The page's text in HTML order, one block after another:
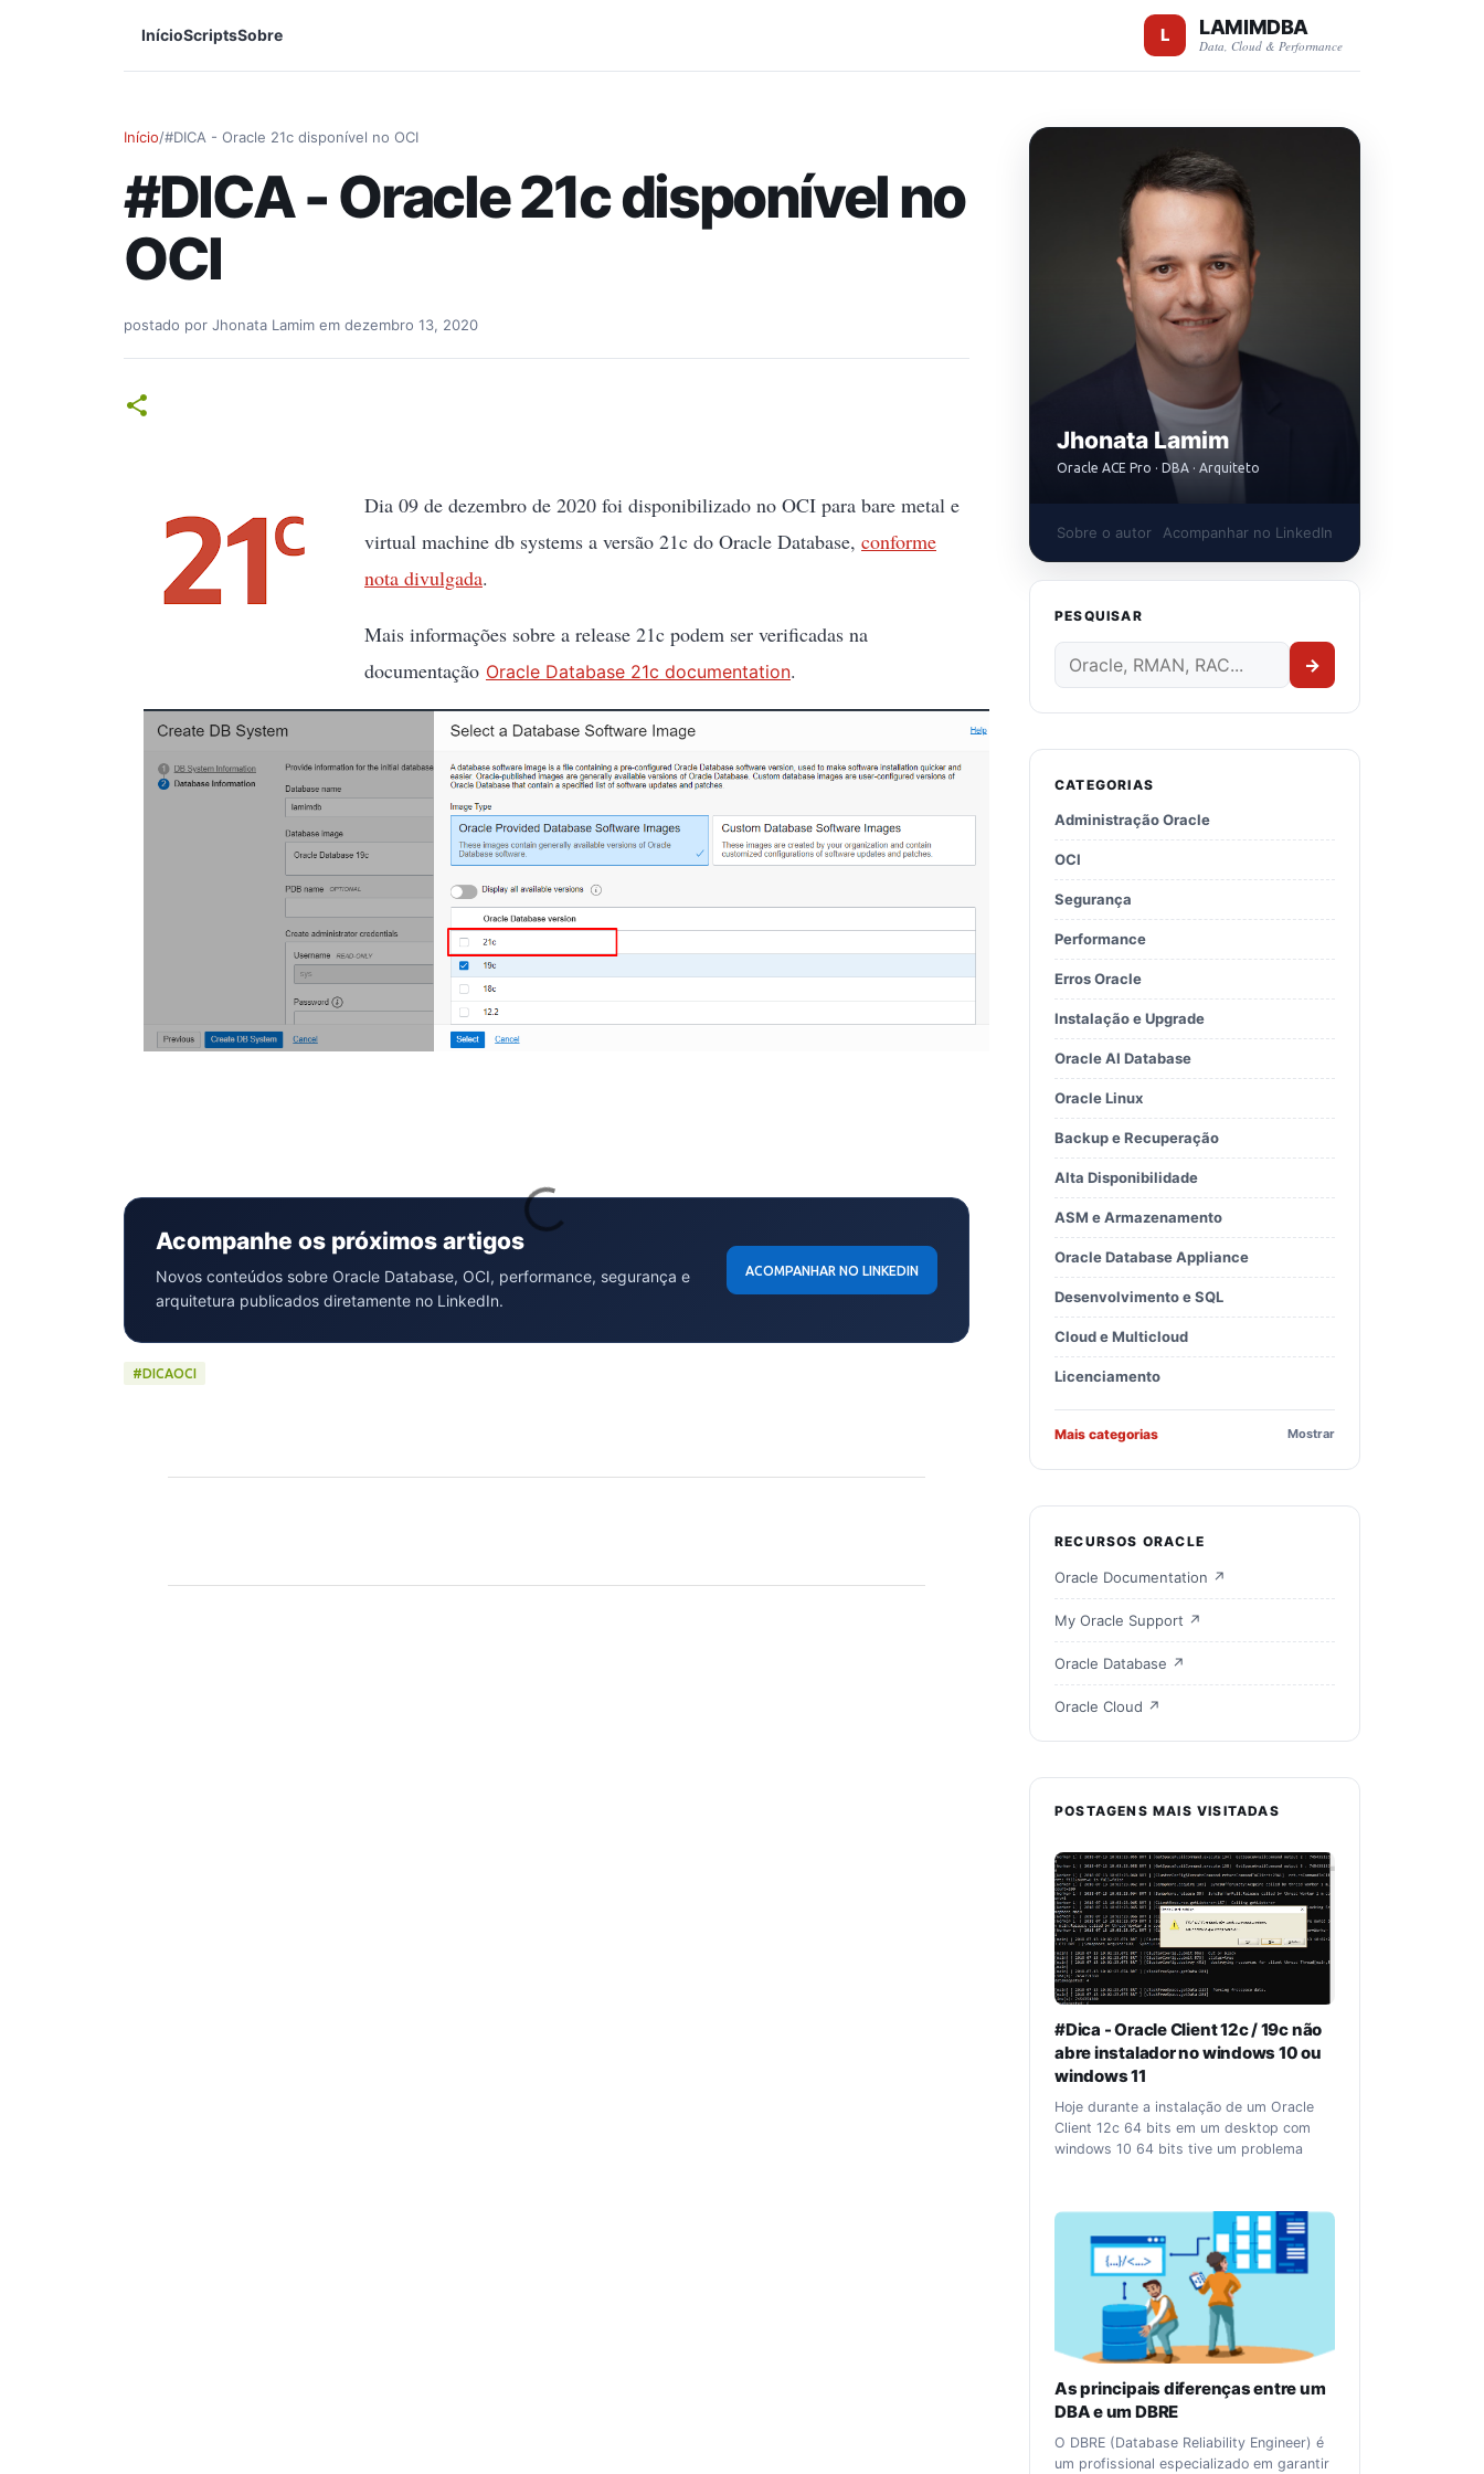
LAMIMDBA
Data, Cloud & Performance
InícioScriptsSobre
Início/#DICA - Oracle 21c disponível no OCI
#DICA - Oracle 21c disponível no
OCI
postado por Jhonata Lamim em dezembro 13, 2020
Dia 09 de dezembro de 2020 foi disponibilizado no OCI para bare metal e
virtual machine db systems a versão 21c do Oracle Database, conforme
nota divulgada.
Mais informações sobre a release 21c podem ser verificadas na
documentação Oracle Database 21c documentation.
Acompanhe os próximos artigos
Novos conteúdos sobre Oracle Database, OCI, performance, segurança e
arquitetura publicados diretamente no LinkedIn.
ACOMPANHAR NO LINKEDIN
#DICAOCI
Jhonata Lamim
Oracle ACE Pro · DBA · Arquiteto
Sobre o autor Acompanhar no LinkedIn
PESQUISAR
→
CATEGORIAS
Administração Oracle
OCI
Segurança
Performance
Erros Oracle
Instalação e Upgrade
Oracle AI Database
Oracle Linux
Backup e Recuperação
Alta Disponibilidade
ASM e Armazenamento
Oracle Database Appliance
Desenvolvimento e SQL
Cloud e Multicloud
Licenciamento
Mais categorias Mostrar
RECURSOS ORACLE
Oracle Documentation ↗
My Oracle Support ↗
Oracle Database ↗
Oracle Cloud ↗
POSTAGENS MAIS VISITADAS
#Dica - Oracle Client 12c / 19c não
abre instalador no windows 10 ou
windows 11
Hoje durante a instalação de um Oracle
Client 12c 64 bits em um desktop com
windows 10 64 bits tive um problema
parava na etapa de descompactação,
conforme abaixo: Using paramFile:
C:\Oracle\win64_11gR2_client\client\install\
oraparam.ini Checking monitor: must be
configured to display at least 256 colors.
Actual 4294967296 Passed The
commandline for unzip:
C:\Oracle\win64_11gR2_client\client\install\
unzip -qqqo
..\stage\Components\oracle.jdk\1.5.0.17.04\
1\DataFiles/"*.jar" -d
"C:\Users\desktop1\AppData\Local\Temp\O
raInstall2018-07-12_03-33-55PM" Tentei
As principais diferenças entre um
DBA e um DBRE
O DBRE (Database Reliability Engineer) é
um profissional especializado em garantir